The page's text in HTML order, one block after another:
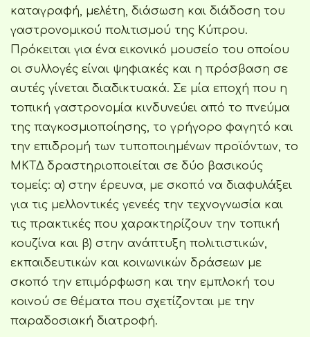
καταγραφή, μελέτη, διάσωση και διάδοση του
γαστρονομικού πολιτισμού της Κύπρου.
Πρόκειται για ένα εικονικό μουσείο του οποίου
οι συλλογές είναι ψηφιακές και η πρόσβαση σε
αυτές γίνεται διαδικτυακά. Σε μία εποχή που η
τοπική γαστρονομία κινδυνεύει από το πνεύμα
της παγκοσμιοποίησης, το γρήγορο φαγητό και
την επιδρομή των τυποποιημένων προϊόντων, το
ΜΚΤΔ δραστηριοποιείται σε δύο βασικούς
τομείς: α) στην έρευνα, με σκοπό να διαφυλάξει
για τις μελλοντικές γενεές την τεχνογνωσία και
τις πρακτικές που χαρακτηρίζουν την τοπική
κουζίνα και β) στην ανάπτυξη πολιτιστικών,
εκπαιδευτικών και κοινωνικών δράσεων με
σκοπό την επιμόρφωση και την εμπλοκή του
κοινού σε θέματα που σχετίζονται με την
παραδοσιακή διατροφή.